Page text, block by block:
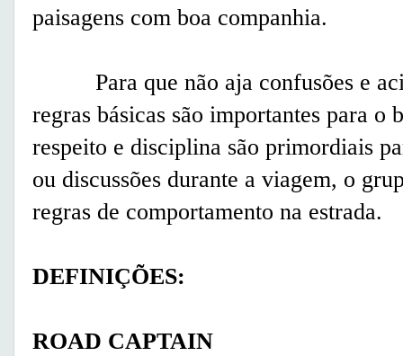
paisagens com boa companhia.
Para que não aja confusões e
regras básicas são importantes para o
respeito e disciplina são primordiais
ou discussões durante a viagem, o
regras de comportamento na estrada.
DEFINIÇÕES:
ROAD CAPTAIN